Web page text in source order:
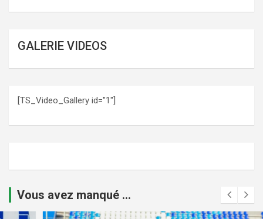
GALERIE VIDEOS
[TS_Video_Gallery id="1"]
Vous avez manqué ...